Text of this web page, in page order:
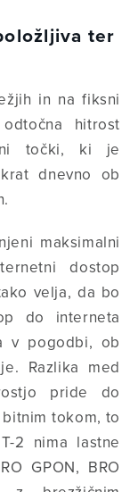
ter
in na fiksni
hitrost
točki, ki je
dnevno ob
maksimalni
dostop
velja, da bo
do interneta
v pogodbi, ob
Razlika med
pride do
tokom, to
2 nima lastne
GPON, BRO